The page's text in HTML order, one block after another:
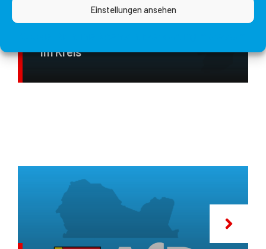
Einstellungen ansehen
PRESSEMITTEILUNGEN
Im Kreis